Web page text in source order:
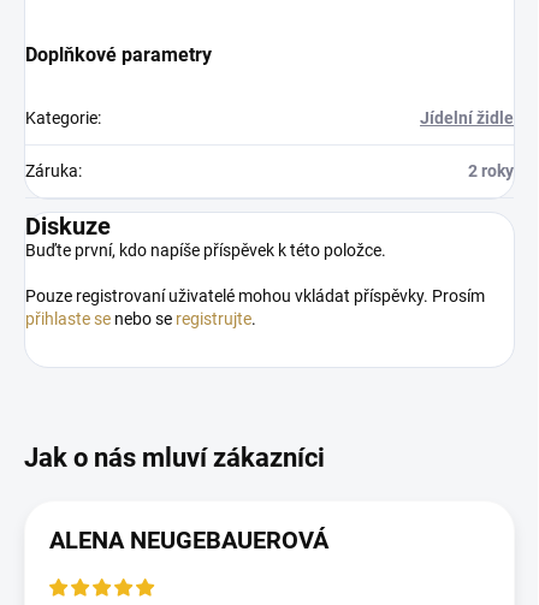
Doplňkové parametry
Kategorie: Jídelní židle
Záruka: 2 roky
Diskuze
Buďte první, kdo napíše příspěvek k této položce.
Pouze registrovaní uživatelé mohou vkládat příspěvky. Prosím
přihlaste se nebo se registrujte.
ALENA NEUGEBAUEROVÁ